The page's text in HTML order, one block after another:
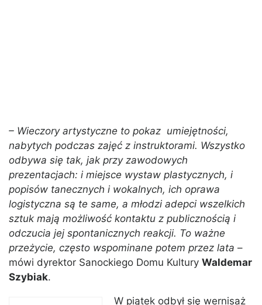
– Wieczory artystyczne to pokaz umiejętności,
nabytych podczas zajęć z instruktorami. Wszystko
odbywa się tak, jak przy zawodowych
prezentacjach: i miejsce wystaw plastycznych, i
popisów tanecznych i wokalnych, ich oprawa
logistyczna są te same, a młodzi adepci wszelkich
sztuk mają możliwość kontaktu z publicznością i
odczucia jej spontanicznych reakcji. To ważne
przeżycie, często wspominane potem przez lata –
mówi dyrektor Sanockiego Domu Kultury Waldemar
Szybiak.
W piątek odbył się wernisaż